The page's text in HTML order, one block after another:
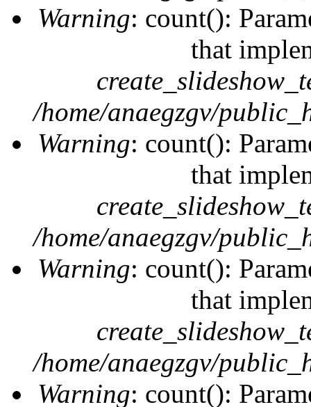
Warning: count():
that
/home/anaegzgv/
Warning: count():
that
/home/anaegzgv/
Warning: count():
that
/home/anaegzgv/
Warning: count():